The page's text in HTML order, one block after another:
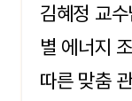
김혜정 교
별 에너지
따른 맞춤